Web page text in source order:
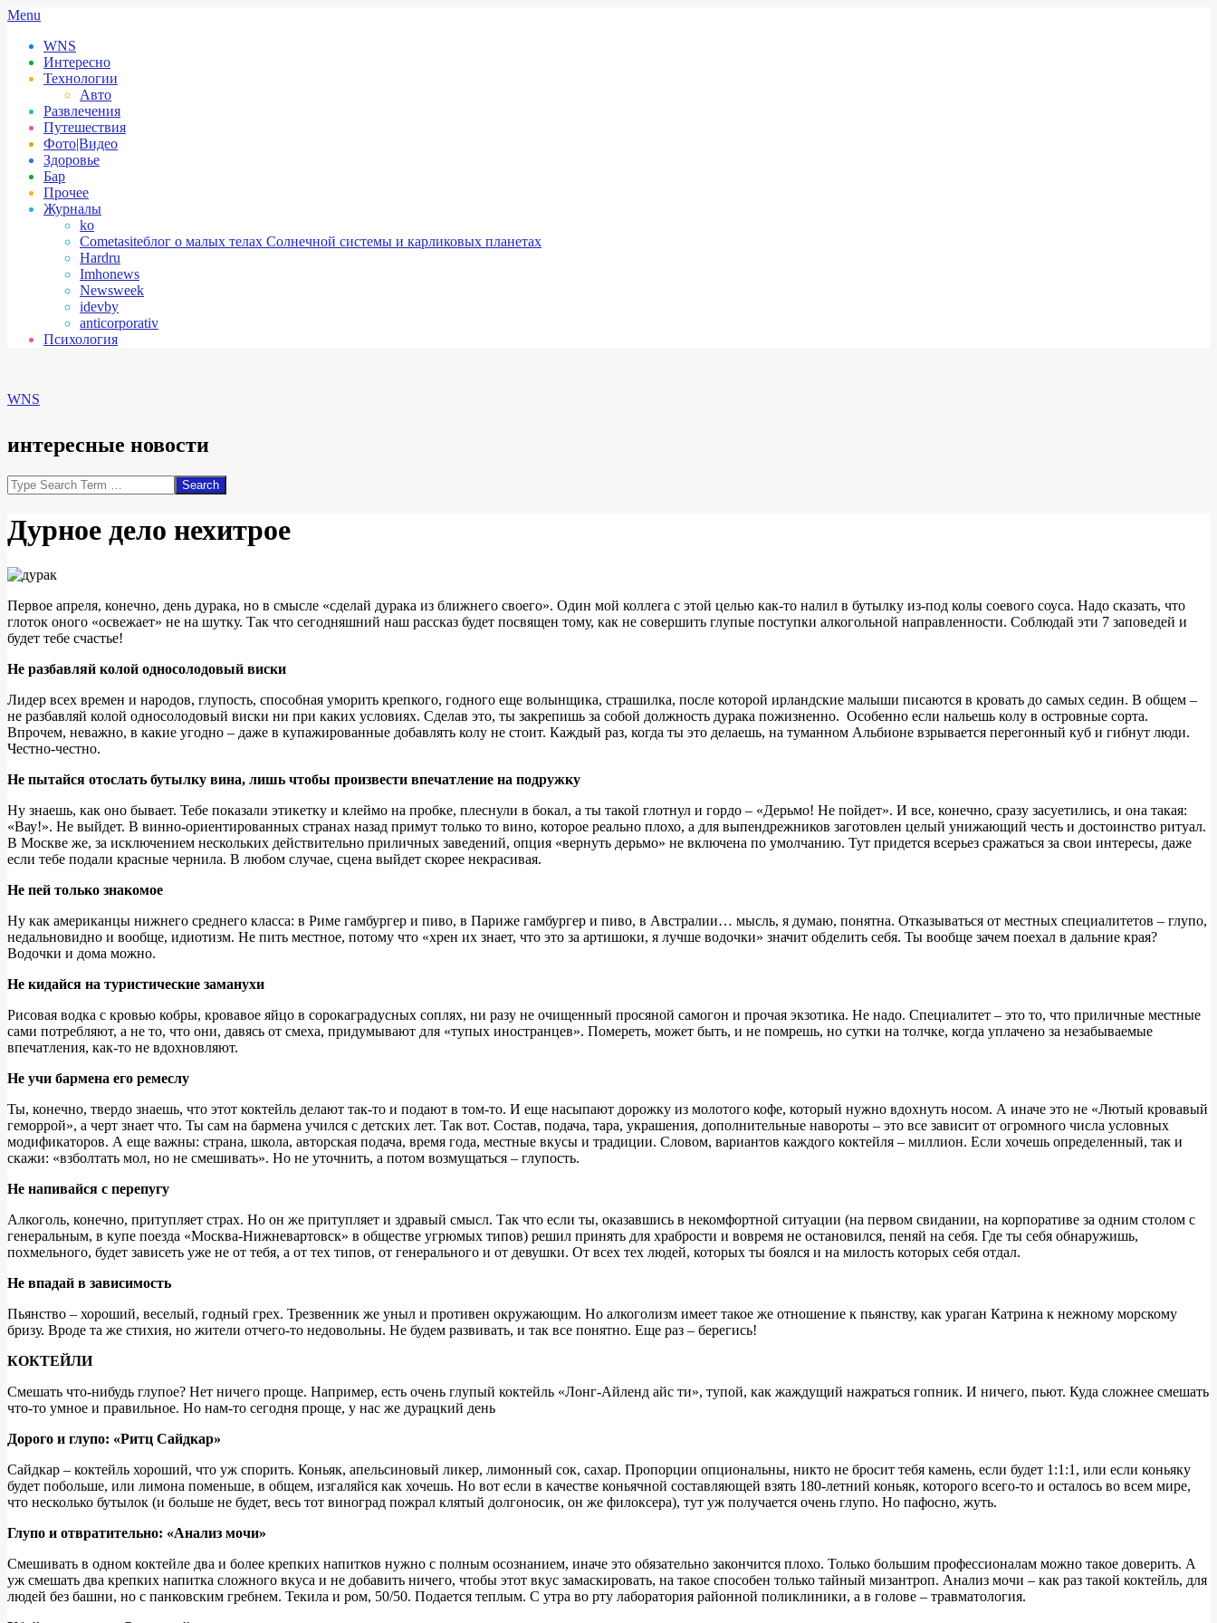
Skip
content
Secondary
Menu
Menu
WNS
Интересно
Технологии
Авто
Развлечения
Путешествия
Фото|Видео
Здоровье
Бар
Прочее
Журналы
ko
Cometasiteблог о малых телах Солнечной системы и карликовых планетах
Hardru
Imhonews
Newsweek
idevby
anticorporativ
Психология
WNS
интересные новости
Search
Дурное дело нехитрое
Первое апреля, конечно, день дурака, но в смысле «сделай дурака из ближнего своего». Один мой коллега с этой целью как-то налил в бутылку из-под колы соевого соуса. Надо сказать, что
глоток оного «освежает» не на шутку. Так что сегодняшний наш рассказ будет посвящен тому, как не совершить глупые поступки алкогольной направленности. Соблюдай эти 7 заповедей и
будет тебе счастье!
Не разбавляй колой односолодовый виски
Лидер всех времен и народов, глупость, способная уморить крепкого, годного еще волынщика, страшилка, после которой ирландские малыши писаются в кровать до самых седин. В общем –
не разбавляй колой односолодовый виски ни при каких условиях. Сделав это, ты закрепишь за собой должность дурака пожизненно. Особенно если нальешь колу в островные сорта.
Впрочем, неважно, в какие угодно – даже в купажированные добавлять колу не стоит. Каждый раз, когда ты это делаешь, на туманном Альбионе взрывается перегонный куб и гибнут люди.
Честно-честно.
Не пытайся отослать бутылку вина, лишь чтобы произвести впечатление на подружку
Ну знаешь, как оно бывает. Тебе показали этикетку и клеймо на пробке, плеснули в бокал, а ты такой глотнул и гордо – «Дерьмо! Не пойдет». И все, конечно, сразу засуетились, и она такая:
«Вау!». Не выйдет. В винно-ориентированных странах назад примут только то вино, которое реально плохо, а для выпендрежников заготовлен целый унижающий честь и достоинство ритуал.
В Москве же, за исключением нескольких действительно приличных заведений, опция «вернуть дерьмо» не включена по умолчанию. Тут придется всерьез сражаться за свои интересы, даже
если тебе подали красные чернила. В любом случае, сцена выйдет скорее некрасивая.
Не пей только знакомое
Ну как американцы нижнего среднего класса: в Риме гамбургер и пиво, в Париже гамбургер и пиво, в Австралии… мысль, я думаю, понятна. Отказываться от местных специалитетов – глупо,
недальновидно и вообще, идиотизм. Не пить местное, потому что «хрен их знает, что это за артишоки, я лучше водочки» значит обделить себя. Ты вообще зачем поехал в дальние края?
Водочки и дома можно.
Не кидайся на туристические заманухи
Рисовая водка с кровью кобры, кровавое яйцо в сорокаградусных соплях, ни разу не очищенный просяной самогон и прочая экзотика. Не надо. Специалитет – это то, что приличные местные
сами потребляют, а не то, что они, давясь от смеха, придумывают для «тупых иностранцев». Помереть, может быть, и не помрешь, но сутки на толчке, когда уплачено за незабываемые
впечатления, как-то не вдохновляют.
Не учи бармена его ремеслу
Ты, конечно, твердо знаешь, что этот коктейль делают так-то и подают в том-то. И еще насыпают дорожку из молотого кофе, который нужно вдохнуть носом. А иначе это не «Лютый кровавый
геморрой», а черт знает что. Ты сам на бармена учился с детских лет. Так вот. Состав, подача, тара, украшения, дополнительные навороты – это все зависит от огромного числа условных
модификаторов. А еще важны: страна, школа, авторская подача, время года, местные вкусы и традиции. Словом, вариантов каждого коктейля – миллион. Если хочешь определенный, так и
скажи: «взболтать мол, но не смешивать». Но не уточнить, а потом возмущаться – глупость.
Не напивайся с перепугу
Алкоголь, конечно, притупляет страх. Но он же притупляет и здравый смысл. Так что если ты, оказавшись в некомфортной ситуации (на первом свидании, на корпоративе за одним столом с
генеральным, в купе поезда «Москва-Нижневартовск» в обществе угрюмых типов) решил принять для храбрости и вовремя не остановился, пеняй на себя. Где ты себя обнаружишь,
похмельного, будет зависеть уже не от тебя, а от тех типов, от генерального и от девушки. От всех тех людей, которых ты боялся и на милость которых себя отдал.
Не впадай в зависимость
Пьянство – хороший, веселый, годный грех. Трезвенник же уныл и противен окружающим. Но алкоголизм имеет такое же отношение к пьянству, как ураган Катрина к нежному морскому
бризу. Вроде та же стихия, но жители отчего-то недовольны. Не будем развивать, и так все понятно. Еще раз – берегись!
КОКТЕЙЛИ
Смешать что-нибудь глупое? Нет ничего проще. Например, есть очень глупый коктейль «Лонг-Айленд айс ти», тупой, как жаждущий нажраться гопник. И ничего, пьют. Куда сложнее смешать
что-то умное и правильное. Но нам-то сегодня проще, у нас же дурацкий день
Дорого и глупо: «Ритц Сайдкар»
Сайдкар – коктейль хороший, что уж спорить. Коньяк, апельсиновый ликер, лимонный сок, сахар. Пропорции опциональны, никто не бросит тебя камень, если будет 1:1:1, или если коньяку
будет побольше, или лимона поменьше, в общем, изгаляйся как хочешь. Но вот если в качестве коньячной составляющей взять 180-летний коньяк, которого всего-то и осталось во всем мире,
что несколько бутылок (и больше не будет, весь тот виноград пожрал клятый долгоносик, он же филоксера), тут уж получается очень глупо. Но пафосно, жуть.
Глупо и отвратительно: «Анализ мочи»
Смешивать в одном коктейле два и более крепких напитков нужно с полным осознанием, иначе это обязательно закончится плохо. Только большим профессионалам можно такое доверить. А
уж смешать два крепких напитка сложного вкуса и не добавить ничего, чтобы этот вкус замаскировать, на такое способен только тайный мизантроп. Анализ мочи – как раз такой коктейль, для
людей без башни, но с панковским гребнем. Текила и ром, 50/50. Подается теплым. С утра во рту лаборатория районной поликлиники, а в голове – травматология.